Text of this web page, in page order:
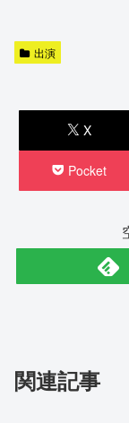
出演
X
Pocket
関連記事